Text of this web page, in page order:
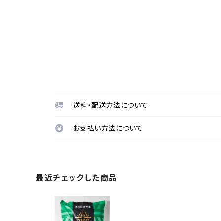
送料・配送方法について
お支払い方法について
最近チェックした商品